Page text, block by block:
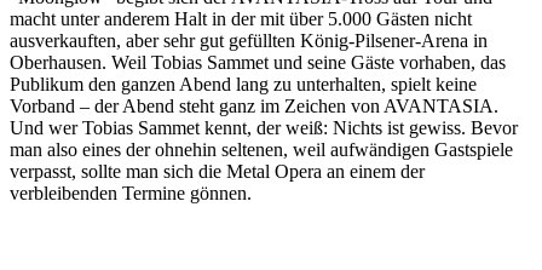
macht unter anderem Halt in der mit über 5.000 Gästen nicht
ausverkauften, aber sehr gut gefüllten König-Pilsener-Arena in
Oberhausen. Weil Tobias Sammet und seine Gäste vorhaben, das
Publikum den ganzen Abend lang zu unterhalten, spielt keine
Vorband – der Abend steht ganz im Zeichen von AVANTASIA.
Und wer Tobias Sammet kennt, der weiß: Nichts ist gewiss. Bevor
man also eines der ohnehin seltenen, weil aufwändigen Gastspiele
verpasst, sollte man sich die Metal Opera an einem der
verbleibenden Termine gönnen.